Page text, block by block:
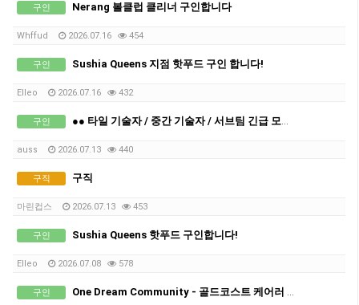
구인 Nerang 볼클럽 클리너 구인합니다
Whffud 2026.07.16 454
구인 Sushia Queens 지점 핫푸드 구인 합니다!
Elleo 2026.07.16 432
구인 ●● 타일 기술자 / 중간 기술자 / 서브팀 긴급 모집 ●●
auss 2026.07.13 440
구직 구직
마린컵스 2026.07.13 453
구인 Sushia Queens 핫푸드 구인합니다!
Elleo 2026.07.08 578
구인 One Dream Community - 골드코스트 케어러 구인합니다.